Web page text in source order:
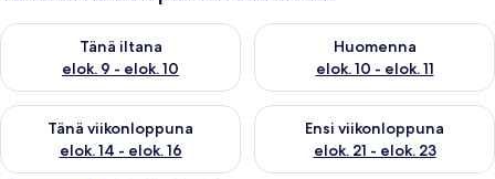
Tänä iltana
elok. 9 - elok. 10
Tarkista tämän illan saatavuus elok. 9 - elok. 10
Huomenna
elok. 10 - elok. 11
Tarkista huomisen saatavuus
Tänä viikonloppuna
elok. 14 - elok. 16
Tarkista tämän viikonlopun saatavuus elok. 14 - elok. 16
Ensi viikonloppuna
elok. 21 - elok. 23
Tarkista ensi viikonlopun